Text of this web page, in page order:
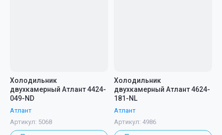
Холодильник
двухкамерный Атлант 4424-
049-ND
Атлант
Артикул: 5068
Холодильник
двухкамерный Атлант 4624-
181-NL
Атлант
Артикул: 4986